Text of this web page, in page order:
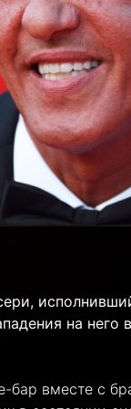
на
бар вместе с